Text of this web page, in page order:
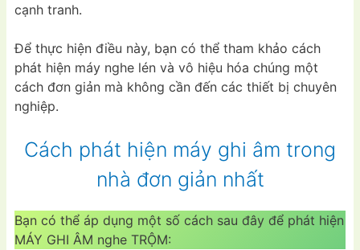
cạnh tranh.
Để thực hiện điều này, bạn có thể tham khảo cách
phát hiện máy nghe lén và vô hiệu hóa chúng một
cách đơn giản mà không cần đến các thiết bị chuyên
nghiệp.
Cách phát hiện máy ghi âm trong
nhà đơn giản nhất
Bạn có thể áp dụng một số cách sau đây để phát hiện
MÁY GHI ÂM nghe TRỘM: